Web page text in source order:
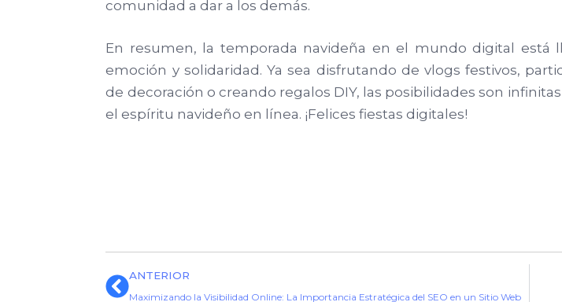
comunidad a dar a los demás.
En resumen, la temporada navideña en el mundo digital está
emoción y solidaridad. Ya sea disfrutando de vlogs festivos,
de decoración o creando regalos DIY, las posibilidades son
el espíritu navideño en línea. ¡Felices fiestas digitales!
ANTERIOR
Maximizando la Visibilidad Online: La Importancia Estratégica del SEO en un Sitio Web